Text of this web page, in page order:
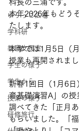
ゆりっこ広場
学科研
教職支援室
学生の様子
学生から
授業の様子
研修旅行
科長の三浦です。
本年2026年もどう
たします。
本学では1月5日（
授業も再開されまし
新春1回目（1月6
育基礎演習A」の
調べてきた「正月
もらいました。「